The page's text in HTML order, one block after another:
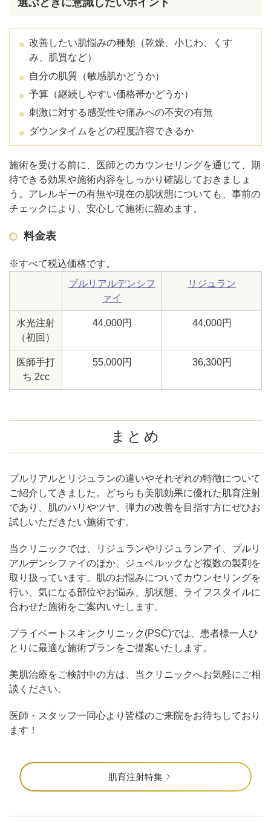
選ぶときに意識したいポイント
改善したい肌悩みの種類（乾燥、小じわ、くす
み、肌質など）
自分の肌質（敏感肌かどうか）
予算（継続しやすい価格帯かどうか）
刺激に対する感受性や痛みへの不安の有無
ダウンタイムをどの程度許容できるか
施術を受ける前に、医師とのカウンセリングを通じて、期
待できる効果や施術内容をしっかり確認しておきましょ
う。アレルギーの有無や現在の肌状態についても、事前の
チェックにより、安心して施術に臨めます。
料金表
※すべて税込価格です。
プルリアルデンシフ
ァイ
リジュラン
水光注射
（初回）
44,000円 44,000円
医師手打
ち 2cc
55,000円 36,300円
まとめ
プルリアルとリジュランの違いやそれぞれの特徴について
ご紹介してきました。どちらも美肌効果に優れた肌育注射
であり、肌のハリやツヤ、弾力の改善を目指す方にぜひお
試しいただきたい施術です。
当クリニックでは、リジュランやリジュランアイ、プルリ
アルデンシファイのほか、ジュベルックなど複数の製剤を
取り扱っています。肌のお悩みについてカウンセリングを
行い、気になる部位やお悩み、肌状態、ライフスタイルに
合わせた施術をご案内いたします。
プライベートスキンクリニック(PSC)では、患者様一人ひ
とりに最適な施術プランをご提案いたします。
美肌治療をご検討中の方は、当クリニックへお気軽にご相
談ください。
医師・スタッフ一同心より皆様のご来院をお待ちしており
ます！
肌育注射特集